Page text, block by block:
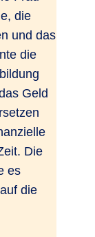
die
und das
die
Geld
Die
es
die